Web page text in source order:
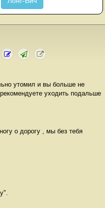
утомил и вы больше не
уходить подальше
о дорогу , мы без тебя